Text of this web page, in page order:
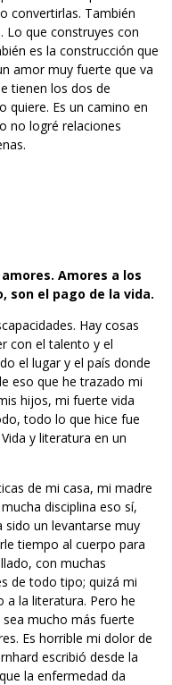
convertirlas. También
Lo que construyes con
es la construcción que
amor muy fuerte que va
tienen los dos de
quiere. Es un camino en
no logré relaciones
Amores a los
son el pago de la vida.
Hay cosas
con el talento y el
el lugar y el país donde
eso que he trazado mi
hijos, mi fuerte vida
todo lo que hice fue
y literatura en un
de mi casa, mi madre
disciplina eso sí,
un levantarse muy
tiempo al cuerpo para
con muchas
de todo tipo; quizá mi
a la literatura. Pero he
mucho más fuerte
Es horrible mi dolor de
escribió desde la
la enfermedad da